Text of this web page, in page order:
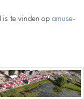
is te vinden op amuse-